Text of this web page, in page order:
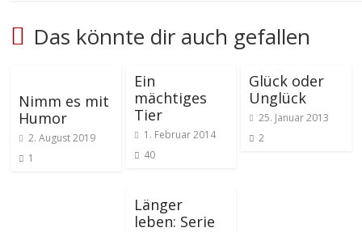
Das könnte dir auch gefallen
Nimm es mit
Humor
2. August 2019
1
Ein
mächtiges
Tier
1. Februar 2014
40
Glück oder
Unglück
25. Januar 2013
2
Länger
leben: Serie